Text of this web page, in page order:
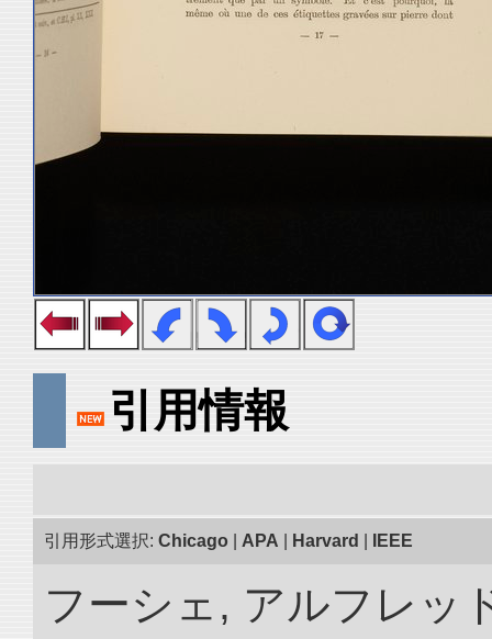
引用情報
引用形式選択: Chicago APA Harvard IEEE
フーシェ, アルフレッ